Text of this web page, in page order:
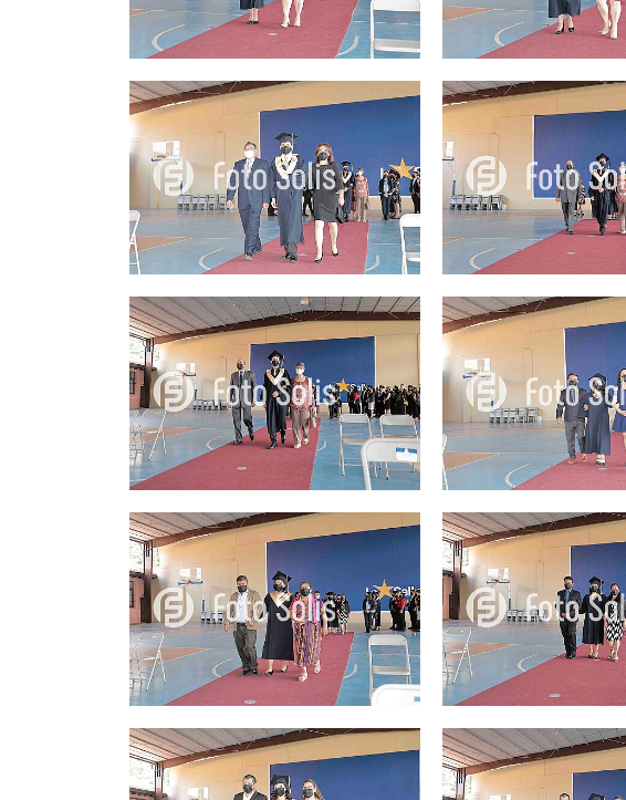
25.00Q 25.00Q
25.00Q 25.00Q
25.00Q 25.00Q
25.00Q 25.00Q